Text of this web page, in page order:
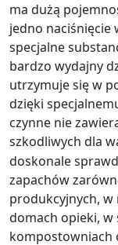
ma dużą
jedno naciśnięcie
specjalne
bardzo wydajny
utrzymuje się w
dzięki
czynne nie
szkodliwych dla
doskonale
zapachów
produkcyjnych, w
domach opieki, w
kompostowniach